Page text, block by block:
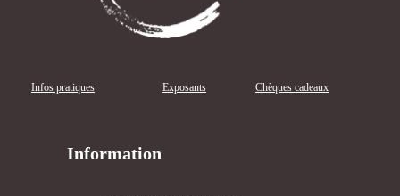
Infos pratiques Exposants Chèques cadeaux
Information